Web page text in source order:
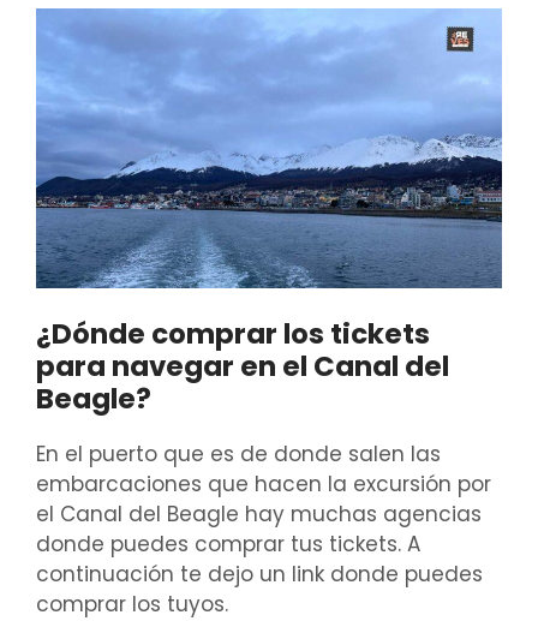
¿Dónde comprar los tickets
para navegar en el Canal del
Beagle?
En el puerto que es de donde salen las
embarcaciones que hacen la excursión por
el Canal del Beagle hay muchas agencias
donde puedes comprar tus tickets. A
continuación te dejo un link donde puedes
comprar los tuyos.